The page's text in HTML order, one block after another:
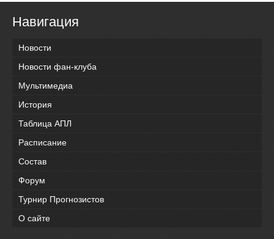
Навигация
Новости
Новости фан-клуба
Мультимедиа
История
Таблица АПЛ
Расписание
Состав
Форум
Турнир Прогнозистов
О сайте